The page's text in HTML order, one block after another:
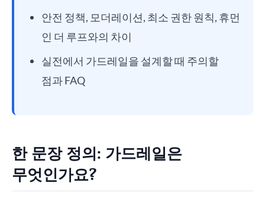
안전 정책, 모더레이션, 최소 권한 원칙, 휴먼
인 더 루프와의 차이
실전에서 가드레일을 설계할 때 주의할
점과 FAQ
한 문장 정의: 가드레일은
무엇인가요?